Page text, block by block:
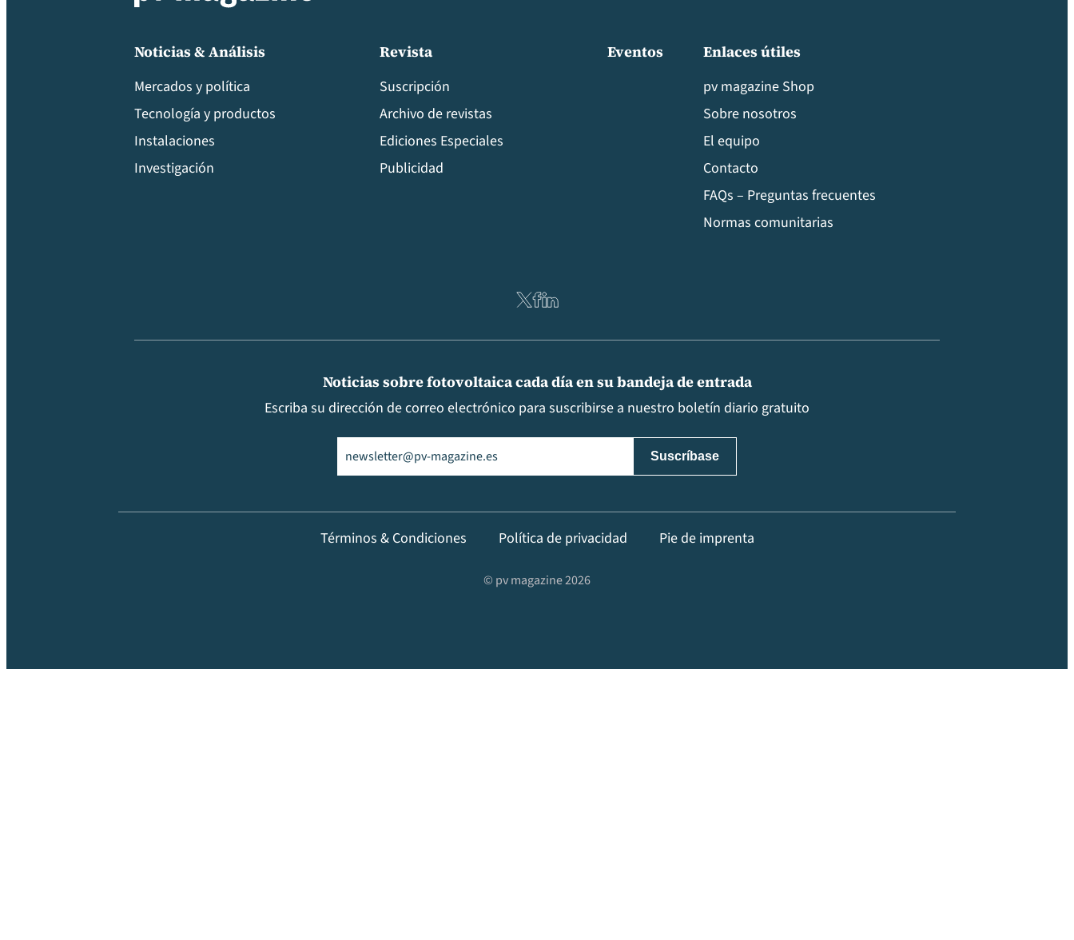
Noticias & Análisis
Mercados y política
Tecnología y productos
Instalaciones
Investigación
Revista
Suscripción
Archivo de revistas
Ediciones Especiales
Publicidad
Eventos
Enlaces útiles
pv magazine Shop
Sobre nosotros
El equipo
Contacto
FAQs – Preguntas frecuentes
Normas comunitarias
Noticias sobre fotovoltaica cada día en su bandeja de entrada
Escriba su dirección de correo electrónico para suscribirse a nuestro boletín diario gratuito
(Obligatorio)
Términos & Condiciones Política de privacidad Pie de imprenta
© pv magazine 2026